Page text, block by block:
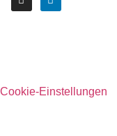
Cookie-Einstellungen